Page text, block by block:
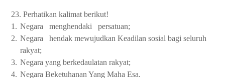
23. Perhatikan kalimat berikut!
1. Negara menghendaki
persatuan;
2. Negara
hendak mewujudkan Keadilan sosial bagi seluruh
rakyat;
3. Negara yang berkedaulatan rakyat;
4. Negara Beketuhanan Yang Maha Esa.